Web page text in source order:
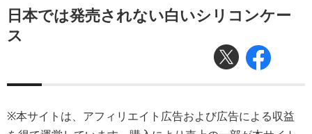
日本では発売されない白いシリコンケー
ス
※本サイトは、アフィリエイト広告および広告による収益